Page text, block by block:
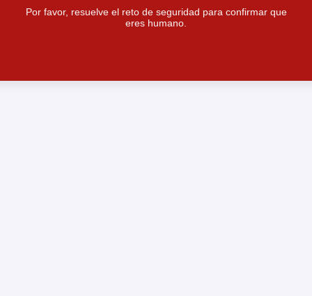
Por favor, resuelve el reto de seguridad para confirmar que
eres humano.